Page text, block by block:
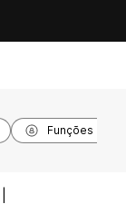
Funções